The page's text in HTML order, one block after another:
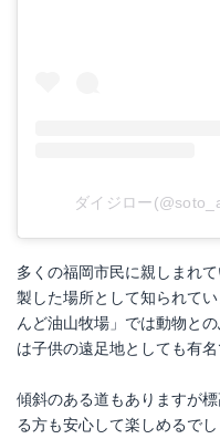
ダイジロー
多くの福岡市民に親しまれ
製した場所として知られて
んど油山牧場」では動物と
は子供の遠足地としても有名
傾斜のある道もありますが
る方も安心して楽しめるで